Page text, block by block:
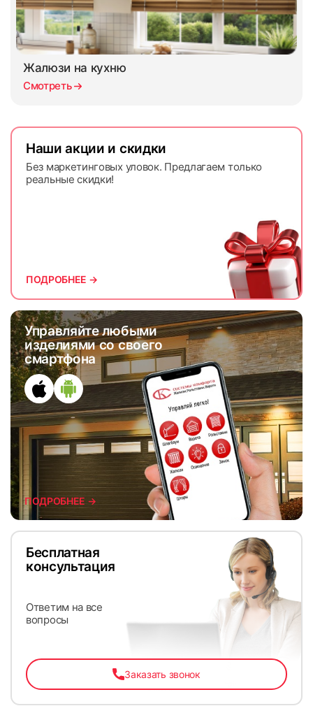
Управляйте любыми
изделиями со своего
смартфона
ПОДРОБНЕЕ →
Наши акции и скидки
Без маркетинговых уловок. Предлагаем только
реальные скидки!
ПОДРОБНЕЕ →
Бесплатная
консультация
Ответим на все
вопросы
Заказать звонок
Жалюзи на кухню
Смотреть